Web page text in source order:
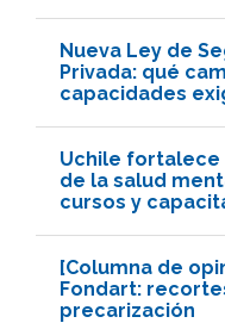
Nueva Ley de
Privada: qué
capacidades
Uchile fortalece
de la salud
cursos y
[Columna de
Fondart:
precarización